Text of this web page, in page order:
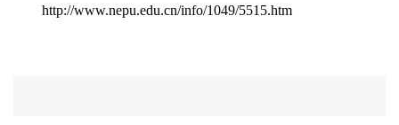
http://www.nepu.edu.cn/info/1049/5515.htm